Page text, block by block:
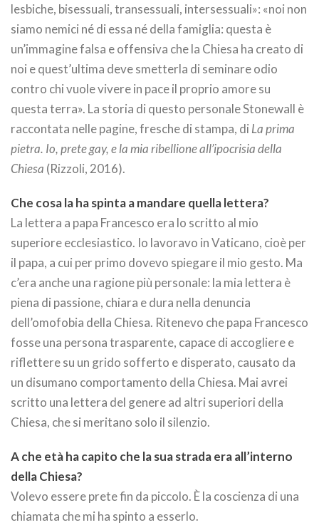
lesbiche, bisessuali, transessuali, intersessuali»: «noi non
siamo nemici né di essa né della famiglia: questa è
un’immagine falsa e offensiva che la Chiesa ha creato di
noi e quest’ultima deve smetterla di seminare odio
contro chi vuole vivere in pace il proprio amore su
questa terra». La storia di questo personale Stonewall è
raccontata nelle pagine, fresche di stampa, di La prima
pietra. Io, prete gay, e la mia ribellione all’ipocrisia della
Chiesa (Rizzoli, 2016).
Che cosa la ha spinta a mandare quella lettera?
La lettera a papa Francesco era lo scritto al mio
superiore ecclesiastico. Io lavoravo in Vaticano, cioè per
il papa, a cui per primo dovevo spiegare il mio gesto. Ma
c’era anche una ragione più personale: la mia lettera è
piena di passione, chiara e dura nella denuncia
dell’omofobia della Chiesa. Ritenevo che papa Francesco
fosse una persona trasparente, capace di accogliere e
riflettere su un grido sofferto e disperato, causato da
un disumano comportamento della Chiesa. Mai avrei
scritto una lettera del genere ad altri superiori della
Chiesa, che si meritano solo il silenzio.
A che età ha capito che la sua strada era all’interno
della Chiesa?
Volevo essere prete fin da piccolo. È la coscienza di una
chiamata che mi ha spinto a esserlo.